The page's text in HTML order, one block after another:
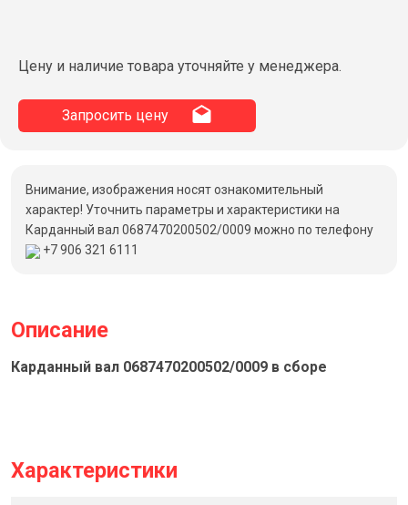
Цену и наличие товара уточняйте у менеджера.
Запросить цену
Внимание, изображения носят ознакомительный
характер! Уточнить параметры и характеристики на
Карданный вал 0687470200502/0009 можно по телефону
+7 906 321 6111
Описание
Карданный вал 0687470200502/0009 в сборе
Характеристики